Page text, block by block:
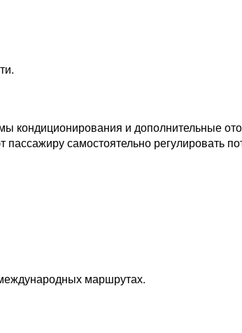
кондиционирования и дополнительные
самостоятельно регулировать
маршрутах.